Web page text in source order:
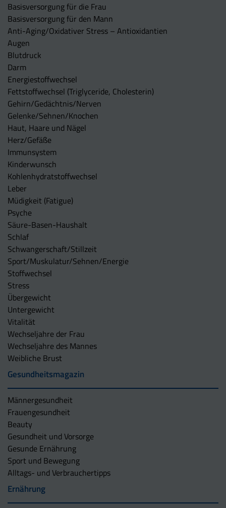
Basisversorgung für die Frau
Basisversorgung für den Mann
Anti-Aging/Oxidativer Stress – Antioxidantien
Augen
Blutdruck
Darm
Energiestoffwechsel
Fettstoffwechsel (Triglyceride, Cholesterin)
Gehirn/Gedächtnis/Nerven
Gelenke/Sehnen/Knochen
Haut, Haare und Nägel
Herz/Gefäße
Immunsystem
Kinderwunsch
Kohlenhydratstoffwechsel
Leber
Müdigkeit (Fatigue)
Psyche
Säure-Basen-Haushalt
Schlaf
Schwangerschaft/Stillzeit
Sport/Muskulatur/Sehnen/Energie
Stoffwechsel
Stress
Übergewicht
Untergewicht
Vitalität
Wechseljahre der Frau
Wechseljahre des Mannes
Weibliche Brust
Gesundheitsmagazin
Männergesundheit
Frauengesundheit
Beauty
Gesundheit und Vorsorge
Gesunde Ernährung
Sport und Bewegung
Alltags- und Verbrauchertipps
Ernährung